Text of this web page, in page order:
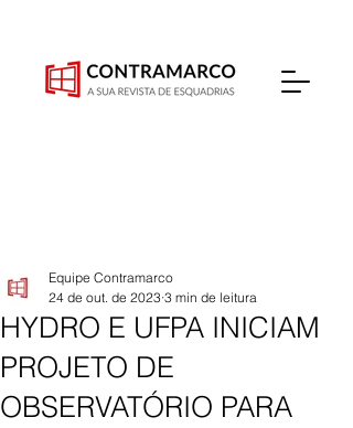
HYDRO E UFPA INICIAM
PROJETO DE
OBSERVATÓRIO PARA
Equipe Contramarco
24 de out. de 2023 3 min de leitura